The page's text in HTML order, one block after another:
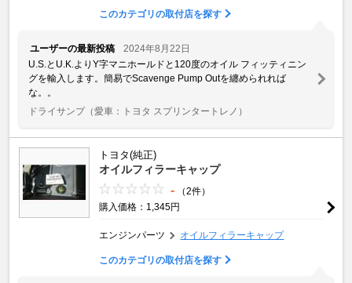
このカテゴリの取付店を探す
ユーザーの最新投稿
2024年8月22日
U.S.とU.K.よりY字マニホールドと120度のオイル フィッティニン
グを輸入します。簡易でScavenge Pump Outを纏められれば
な。。
ドライサンプ（愛車：トヨタ スプリンタートレノ）
トヨタ(純正)
オイルフィラーキャップ
-
（2件）
購入価格：1,345円
エンジンパーツ オイルフィラーキャップ
このカテゴリの取付店を探す